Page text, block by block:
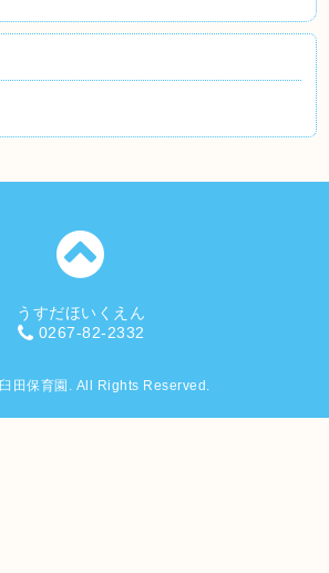
うすだほいくえん
0267-82-2332
臼田保育園 . All Rights Reserved.